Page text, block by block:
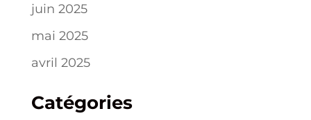
juin 2025
mai 2025
avril 2025
Catégories